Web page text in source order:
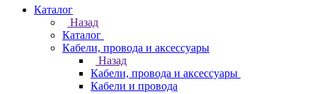
Каталог
Назад
Каталог
Кабели, провода и аксессуары
Назад
Кабели, провода и аксессуары
Кабели и провода